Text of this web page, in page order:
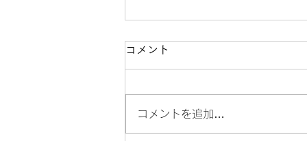
コメント
コメントを追加…